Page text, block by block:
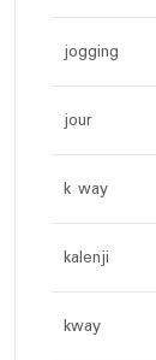
jogging
jour
k way
kalenji
kway